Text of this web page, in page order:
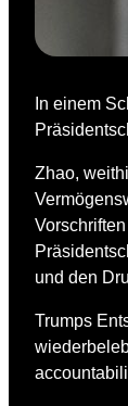
In einem
Zhao,
und den
Trumps